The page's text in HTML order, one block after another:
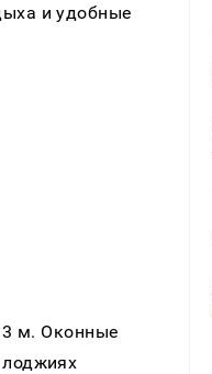
и удобные
м. Оконные